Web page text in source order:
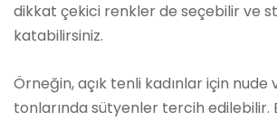
dikkat çekici renkler de seçebilir ve
katabilirsiniz.
Örneğin, açık tenli kadınlar için
tonlarında sütyenler tercih edilebilir.